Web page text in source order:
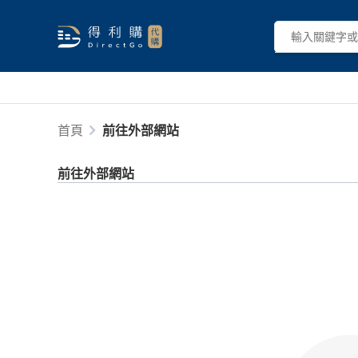
首頁 前往外部網站
前往外部網站